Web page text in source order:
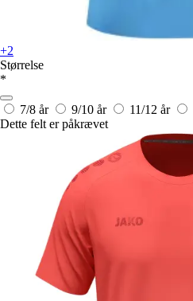
+2
Størrelse
*
7/8 år 9/10 år 11/12 år
Dette felt er påkrævet